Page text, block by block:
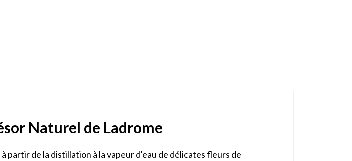
Naturel de Ladrome
partir de la distillation à la vapeur d'eau de délicates fleurs de